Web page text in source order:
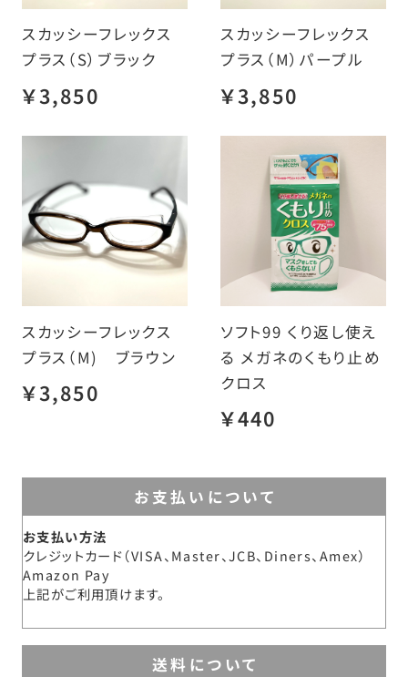
スカッシーフレックス
プラス（S）ブラック
￥3,850
スカッシーフレックス
プラス（M）パープル
￥3,850
スカッシーフレックス
プラス（M) ブラウン
￥3,850
ソフト99 くり返し使え
る メガネのくもり止め
クロス
￥440
お支払いについて
お支払い方法
クレジットカード（VISA、Master、JCB、Diners、Amex）
Amazon Pay
上記がご利用頂けます。
送料について